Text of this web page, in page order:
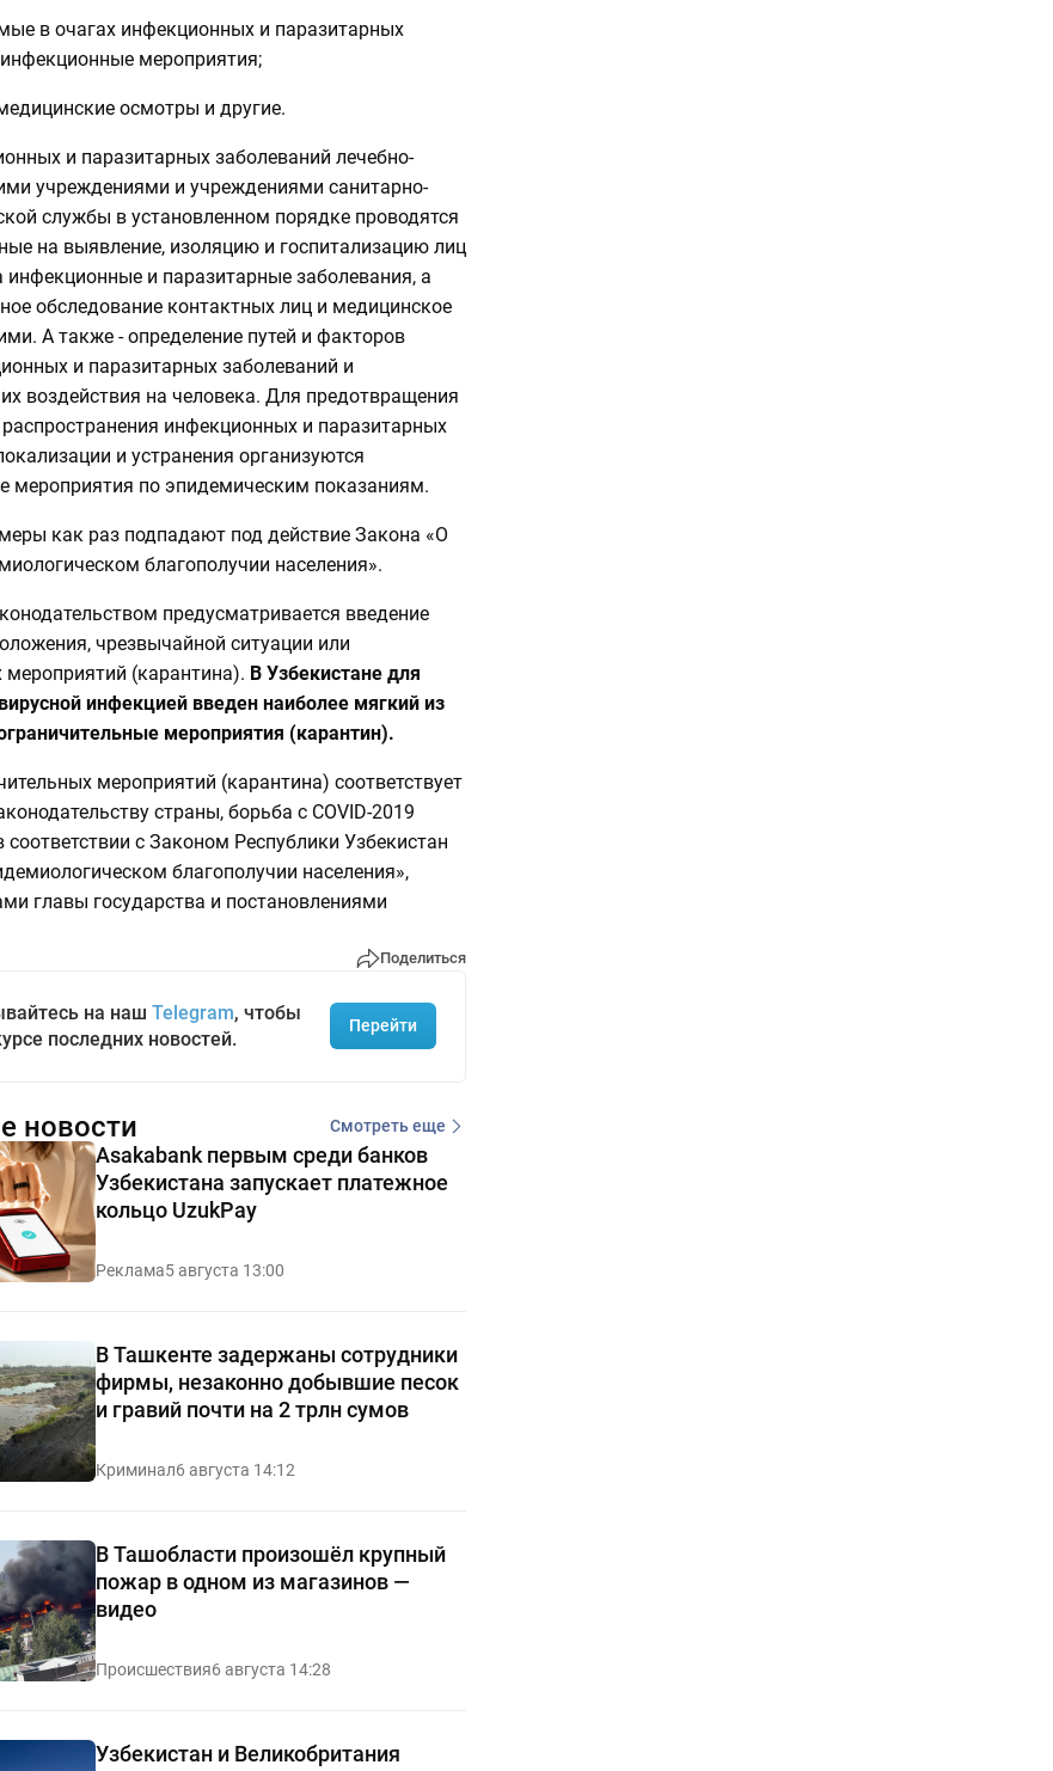
в очагах инфекционных и паразитарных
мероприятия;
осмотры и другие.
и паразитарных заболеваний лечебно-
учреждениями и учреждениями санитарно-
службы в установленном порядке проводятся
на выявление, изоляцию и госпитализацию лиц
инфекционные и паразитарные заболевания, а
обследование контактных лиц и медицинское
А также - определение путей и факторов
и паразитарных заболеваний и
воздействия на человека. Для предотвращения
инфекционных и паразитарных
и устранения организуются
мероприятия по эпидемическим показаниям.
как раз подпадают под действие Закона «О
благополучии населения».
предусматривается введение
чрезвычайной ситуации или
мероприятий (карантина). В Узбекистане для
инфекцией введен наиболее мягкий из
мероприятия (карантин).
мероприятий (карантина) соответствует
страны, борьба с COVID-2019
соответствии с Законом Республики Узбекистан
благополучии населения»,
главы государства и постановлениями
Поделиться
на наш Telegram, чтобы
последних новостей.
Перейти
новости Смотреть еще
Asakabank первым среди банков
Узбекистана запускает платежное
кольцо UzukPay
Реклама5 августа 13:00
В Ташкенте задержаны сотрудники
фирмы, незаконно добывшие песок
и гравий почти на 2 трлн сумов
Криминал6 августа 14:12
В Ташобласти произошёл крупный
пожар в одном из магазинов —
видео
Происшествия6 августа 14:28
Узбекистан и Великобритания